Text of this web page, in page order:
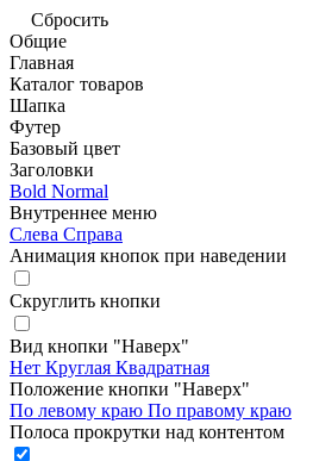
Сбросить
Общие
Главная
Каталог товаров
Шапка
Футер
Базовый цвет
Заголовки
Bold Normal
Внутреннее меню
Слева Справа
Анимация кнопок при наведении
Скруглить кнопки
Вид кнопки "Наверх"
Нет Круглая Квадратная
Положение кнопки "Наверх"
По левому краю По правому краю
Полоса прокрутки над контентом